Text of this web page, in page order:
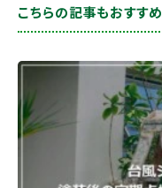
こちらの記事もおすすめ